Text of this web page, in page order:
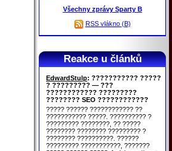
Všechny zprávy Sparty B
RSS vlákno (B)
Reakce u článků
EdwardStulp: ??????????? ?????
? ????????? — ???
???????????? ?????????
???????? SEO ????????????
????? ?????? ???????????? ??
??????????? ?????. ?????????? ?
????????? ????????, ?? ?????
???????? ???????? ????????? ?
???????? ??????????. ??????
????????? ???????????, ???????